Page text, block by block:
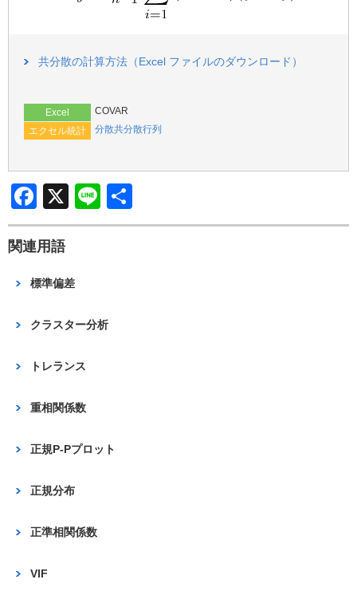
共分散の計算方法（Excel ファイルのダウンロード）
Excel
COVAR
エクセル統計
分散共分散行列
F
a
c
e
b
o
k
X
Li
n
有
関連用語
標準偏差
クラスター分析
トレランス
重相関係数
正規P-Pプロット
正規分布
正準相関係数
VIF